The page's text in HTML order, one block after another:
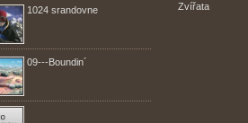
1024 srandovne
09---Boundin´
Zvířata